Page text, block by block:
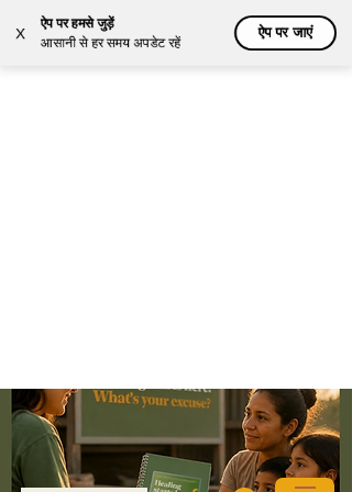
X
ऐप पर हमसे जुड़ें
आसानी से हर समय अपडेट रहें
ऐप पर जाएं